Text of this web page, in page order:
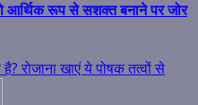
आर्थिक रूप से सशक्त बनाने पर जोर
रोजाना खाएं ये पोषक तत्वों से